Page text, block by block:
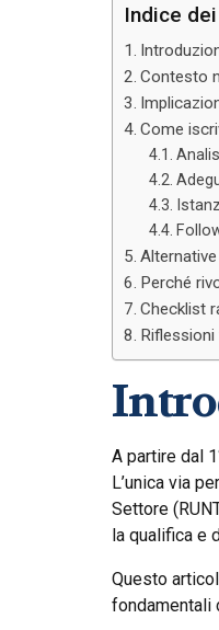
Indice
Contesto
Come
Perché
Checklist
Riflessioni
A partire dal
L’unica via
Settore
la qualifica e
Questo
fondamentali